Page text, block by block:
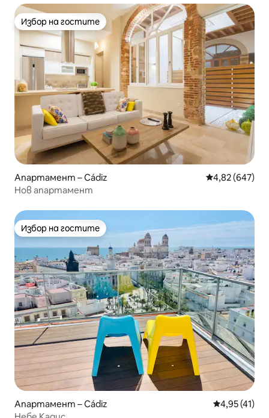
Избор на гостите
Избор на гостите
Апартамент – Cádiz Средна
4,82 (647)
Нов апартамент
Избор на гостите
Избор на гостите
Апартамент – Cádiz Средна
4,95 (41)